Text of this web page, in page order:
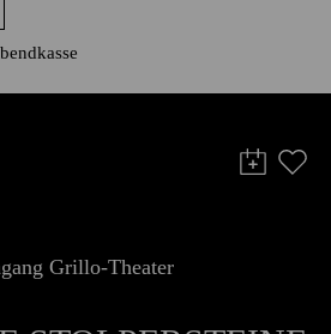
Grillo-Theater
STOLPER­STEINE
die jüdische Geschichte Essens